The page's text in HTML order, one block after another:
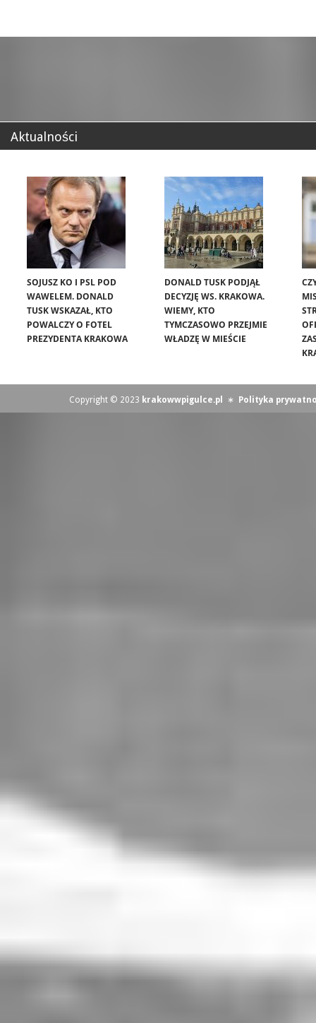
Aktualności
SOJUSZ KO I PSL POD
WAWELEM. DONALD
TUSK WSKAZAŁ, KTO
POWALCZY O FOTEL
PREZYDENTA KRAKOWA
DONALD TUSK PODJĄŁ
DECYZJĘ WS. KRAKOWA.
WIEMY, KTO
TYMCZASOWO PRZEJMIE
WŁADZĘ W MIEŚCIE
Copyright © 2023 krakowwpigulce.pl ∗ Polityka